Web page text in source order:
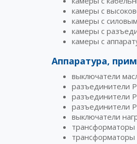
камеры с
камеры с
камеры с
камеры с
Аппаратура,
выключатели
разъединители
разъединители
разъединители
выключатели